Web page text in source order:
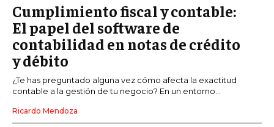
Cumplimiento fiscal y contable:
El papel del software de
contabilidad en notas de crédito
y débito
¿Te has preguntado alguna vez cómo afecta la exactitud
contable a la gestión de tu negocio? En un entorno...
Ricardo Mendoza